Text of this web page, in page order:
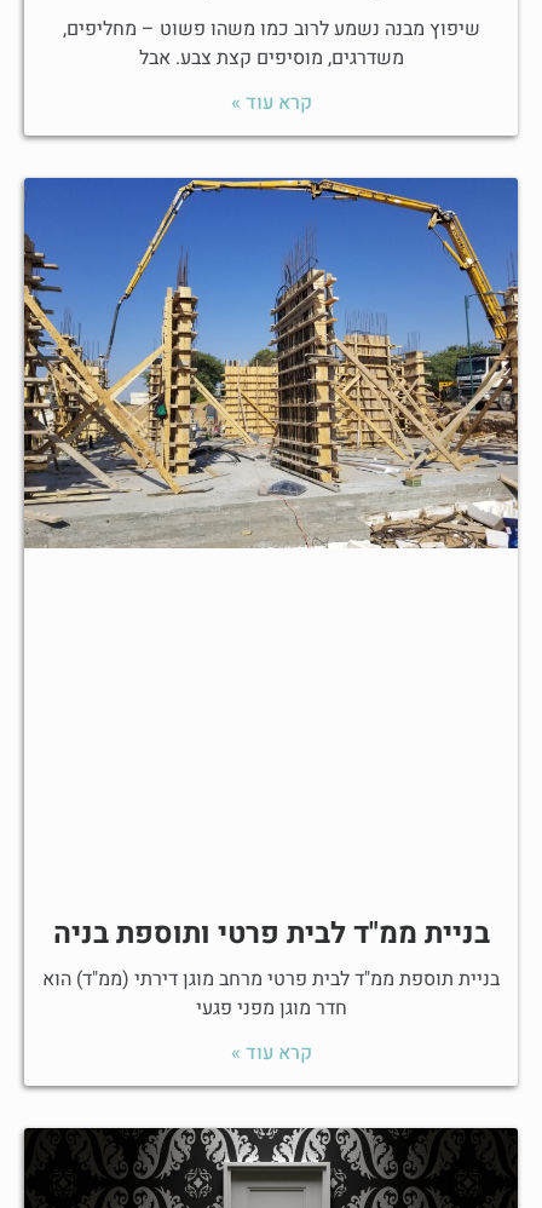
שיפוץ מבנה נשמע לרוב כמו משהו פשוט – מחליפים,
משדרגים, מוסיפים קצת צבע. אבל
קרא עוד »
בניית ממ"ד לבית פרטי ותוספת בניה
בניית תוספת ממ"ד לבית פרטי מרחב מוגן דירתי (ממ"ד) הוא
חדר מוגן מפני פגעי
קרא עוד »